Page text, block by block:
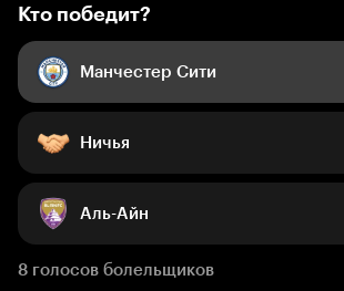
Кто победит?
Манчестер Сити
Ничья
Аль-Айн
8 голосов болельщиков